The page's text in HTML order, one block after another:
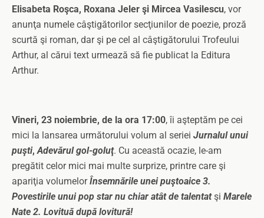
Elisabeta Roşca, Roxana Jeler şi Mircea Vasilescu, vor
anunţa numele câştigătorilor secţiunilor de poezie, proză
scurtă şi roman, dar şi pe cel al câştigătorului Trofeului
Arthur, al cărui text urmează să fie publicat la Editura
Arthur.
Vineri, 23 noiembrie, de la ora 17:00, îi aşteptăm pe cei
mici la lansarea următorului volum al seriei Jurnalul unui
puşti,Adevărul gol-goluţ. Cu această ocazie, le-am
pregătit celor mici mai multe surprize, printre care şi
apariţia volumelorÎnsemnările unei puştoaice 3.
Povestirile unui pop star nu chiar atât de talentatşi Marele
Nate 2. Lovituă după lovitură!